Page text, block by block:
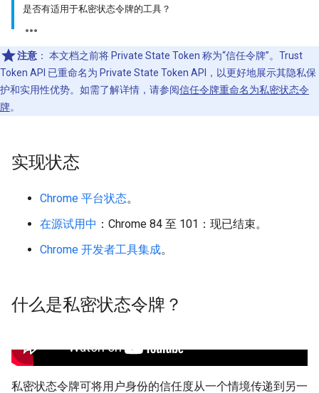
是否有适用于私密状态令牌的工具？
注意 ： 本文档之前将 Private State Token 称为“信任令牌”。Trust
Token API 已重命名为 Private State Token API，以更好地展示其隐私保
护和实用性优势。如需了解详情，请参阅信任令牌重命名为私密状态令
牌。
实现状态
Chrome 平台状态。
在源试用中 ：Chrome 84 至 101：现已结束。
Chrome 开发者工具集成。
什么是私密状态令牌？
私密状态令牌可将用户身份的信任度从一个情境传递到另一